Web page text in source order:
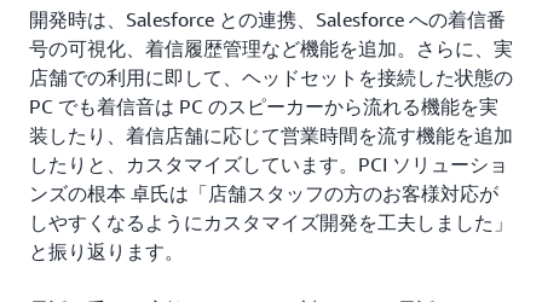
開発時は、Salesforce との連携、Salesforce への着信番
号の可視化、着信履歴管理など機能を追加。さらに、実
店舗での利用に即して、ヘッドセットを接続した状態の
PC でも着信音は PC のスピーカーから流れる機能を実
装したり、着信店舗に応じて営業時間を流す機能を追加
したりと、カスタマイズしています。PCI ソリューショ
ンズの根本 卓氏は「店舗スタッフの方のお客様対応が
しやすくなるようにカスタマイズ開発を工夫しました」
と振り返ります。